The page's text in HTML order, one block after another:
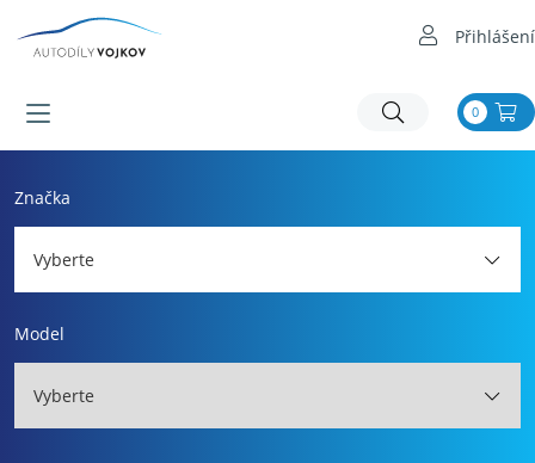
Přihlášení
0
Značka
Vyberte
Model
Vyberte